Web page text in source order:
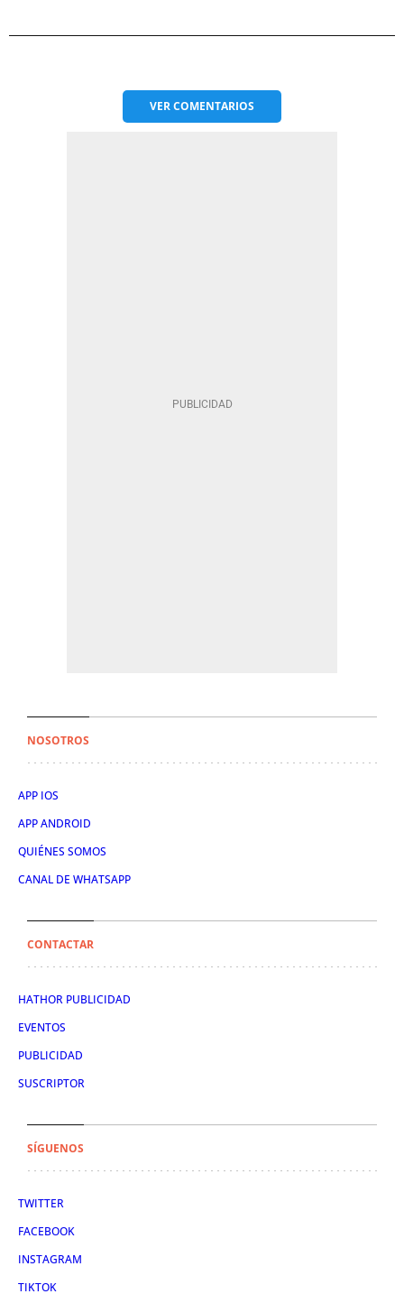
VERCOMENTARIOS
NOSOTROS
APP IOS
APP ANDROID
QUIÉNES SOMOS
CANAL DE WHATSAPP
CONTACTAR
HATHOR PUBLICIDAD
EVENTOS
PUBLICIDAD
SUSCRIPTOR
SÍGUENOS
TWITTER
FACEBOOK
INSTAGRAM
TIKTOK